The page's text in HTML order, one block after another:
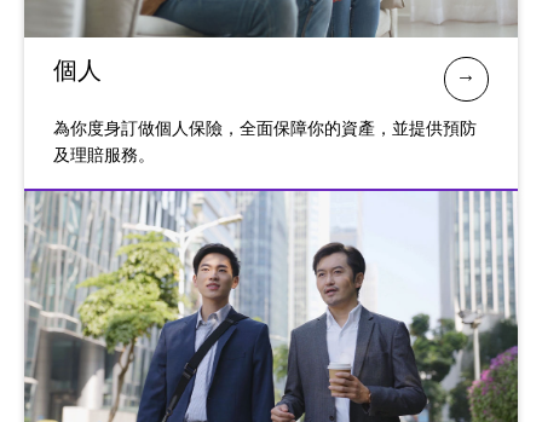
個人
為你度身訂做個人保險，全面保障你的資產，並提供預防
及理賠服務。